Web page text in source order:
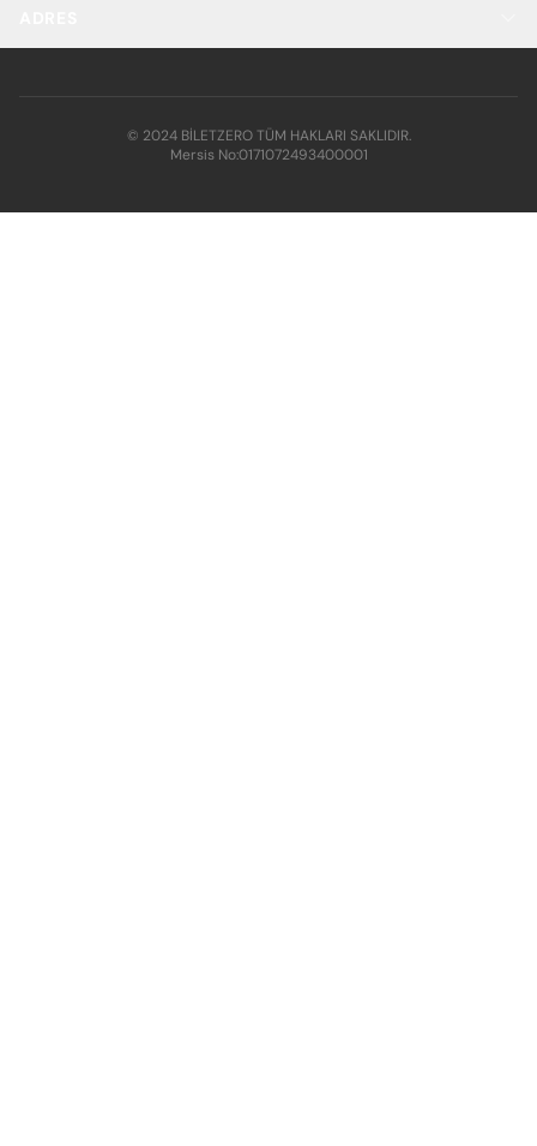
© 2024 BİLETZERO TÜM HAKLARI SAKLIDIR.
Mersis No:0171072493400001